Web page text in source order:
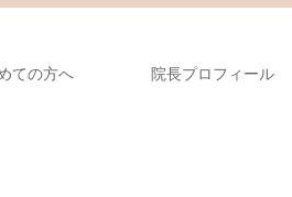
ての方へ 院長プロフィール